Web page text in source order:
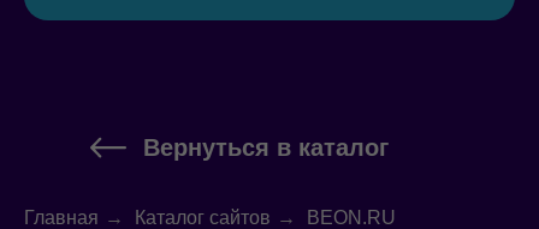
Вернуться в каталог
Главная → Каталог сайтов → BEON.RU